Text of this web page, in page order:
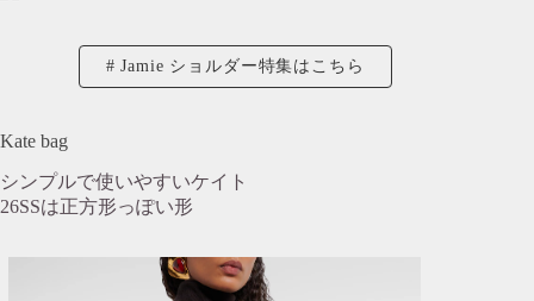
Jamie ショルダー特集はこちら
Kate bag
シンプルで使いやすいケイト
26SSは正方形っぽい形